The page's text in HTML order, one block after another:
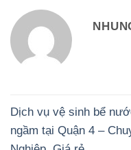
Dịch vụ vệ sinh bể
ngầm tại Quận 4 –